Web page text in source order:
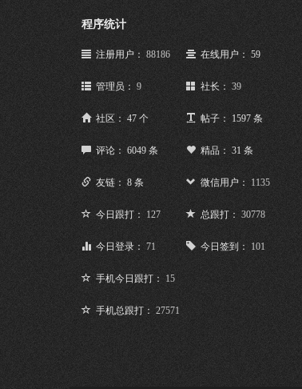
程序统计
注册用户： 88186 在线用户： 59
管理员： 9 社长：39
社区： 47 个 帖子： 1597 条
评论： 6049 条 精品： 31 条
友链： 8 条 微信用户： 1135
今日跟打：127 总跟打：30778
今日登录： 71 今日签到： 101
手机今日跟打： 15
手机总跟打： 27571